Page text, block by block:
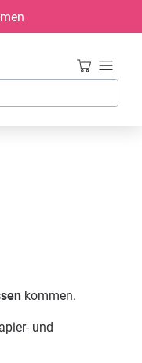
kommen.
und